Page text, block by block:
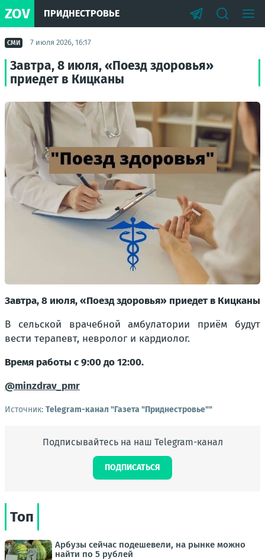
ZOV ПРИДНЕСТРОВЬЕ
СМИ 7 июля 2026, 16:17
Завтра, 8 июля, «Поезд здоровья»
приедет в Кицканы
Завтра, 8 июля, «Поезд здоровья» приедет в Кицканы
В сельской врачебной амбулатории приём будут
вести терапевт, невролог и кардиолог.
Время работы с 9:00 до 12:00.
@minzdrav_pmr
Источник: Telegram-канал "Газета "Приднестровье""
Подписывайтесь на наш Telegram-канал
ПОДПИСАТЬСЯ
Топ
Арбузы сейчас подешевели, на рынке можно
найти по 5 рублей